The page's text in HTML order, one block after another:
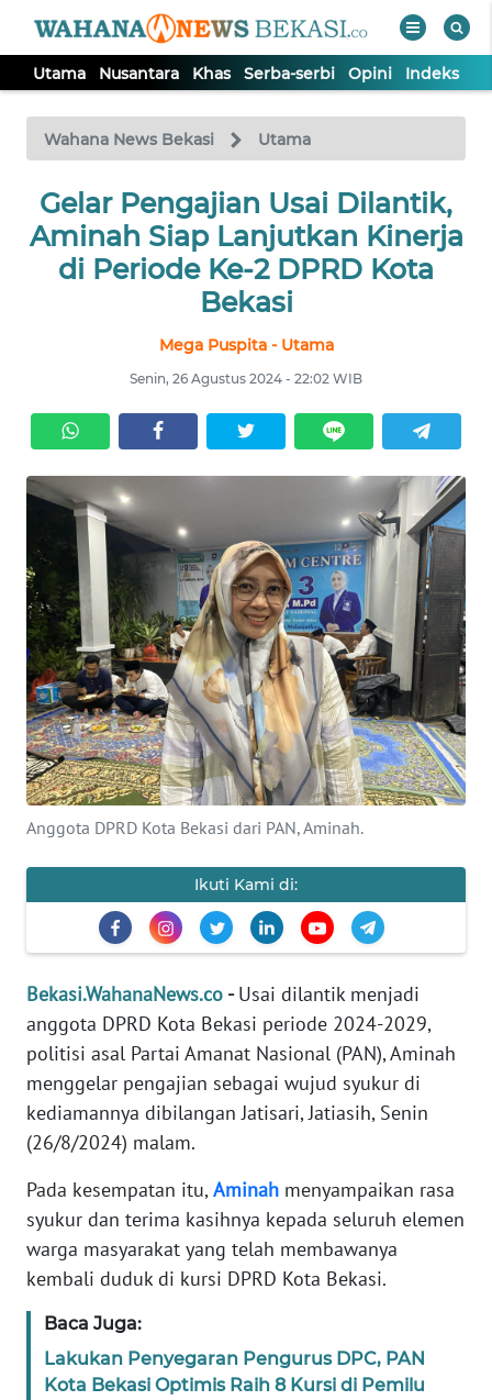
Utama Nusantara Khas Serba-serbi Opini Indeks
Wahana News Bekasi Utama
Gelar Pengajian Usai Dilantik,
Aminah Siap Lanjutkan Kinerja
di Periode Ke-2 DPRD Kota
Bekasi
Mega Puspita - Utama
Senin, 26 Agustus 2024 - 22:02 WIB
Anggota DPRD Kota Bekasi dari PAN, Aminah.
Ikuti Kami di:
Bekasi.WahanaNews.co -Usai dilantik menjadi
anggota DPRD Kota Bekasi periode 2024-2029,
politisi asal Partai Amanat Nasional (PAN), Aminah
menggelar pengajian sebagai wujud syukur di
kediamannya dibilangan Jatisari, Jatiasih, Senin
(26/8/2024) malam.
Pada kesempatan itu,Aminah menyampaikan rasa
syukur dan terima kasihnya kepada seluruh elemen
warga masyarakat yang telah membawanya
kembali duduk di kursi DPRD Kota Bekasi.
Baca Juga:
Lakukan Penyegaran Pengurus DPC, PAN
Kota Bekasi Optimis Raih 8 Kursi di Pemilu
TV
Tutup
UTAMA
NUSANTARA
SERBI
OPINI
INDEKS
BERITA
KONTAK
KAMI
INFO
IKLAN
TENTANG
KAMI
PEDOMAN
SIBER
REDAKSI
KARIR
DISCLAIMER
Wahana
News
Regional
WN
WN
JAKARTA